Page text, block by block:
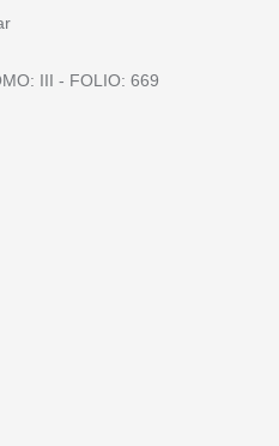
III - FOLIO: 669